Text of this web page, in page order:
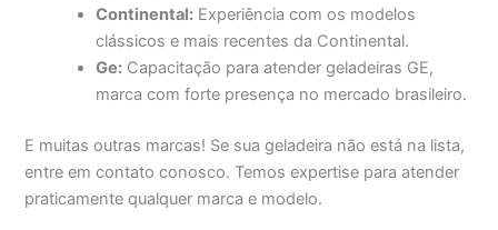
Continental: Experiência com os modelos
clássicos e mais recentes da Continental.
Ge: Capacitação para atender geladeiras GE,
marca com forte presença no mercado brasileiro.
E muitas outras marcas! Se sua geladeira não está na lista,
entre em contato conosco. Temos expertise para atender
praticamente qualquer marca e modelo.